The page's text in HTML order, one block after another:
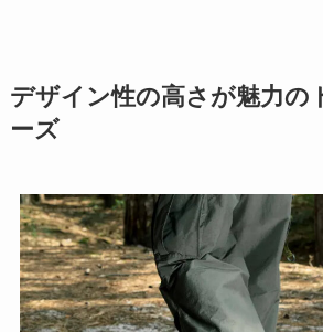
デザイン性の高さが魅力の
ーズ